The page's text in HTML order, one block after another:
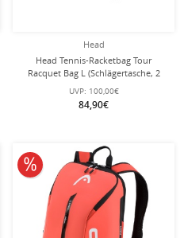
Head
Head Tennis-Racketbag Tour
Racquet Bag L (Schlägertasche, 2
Hauptfächer, Schuhfach) 2024
schwarz/weiss 9er
UVP: 100,00€
84,90€
10% reduziert